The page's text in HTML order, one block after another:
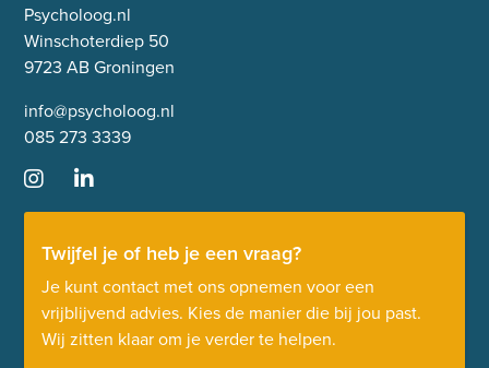
Psycholoog.nl
Winschoterdiep 50
9723 AB Groningen
info@psycholoog.nl
085 273 3339
Twijfel je of heb je een vraag?
Je kunt contact met ons opnemen voor een
vrijblijvend advies. Kies de manier die bij jou past.
Wij zitten klaar om je verder te helpen.